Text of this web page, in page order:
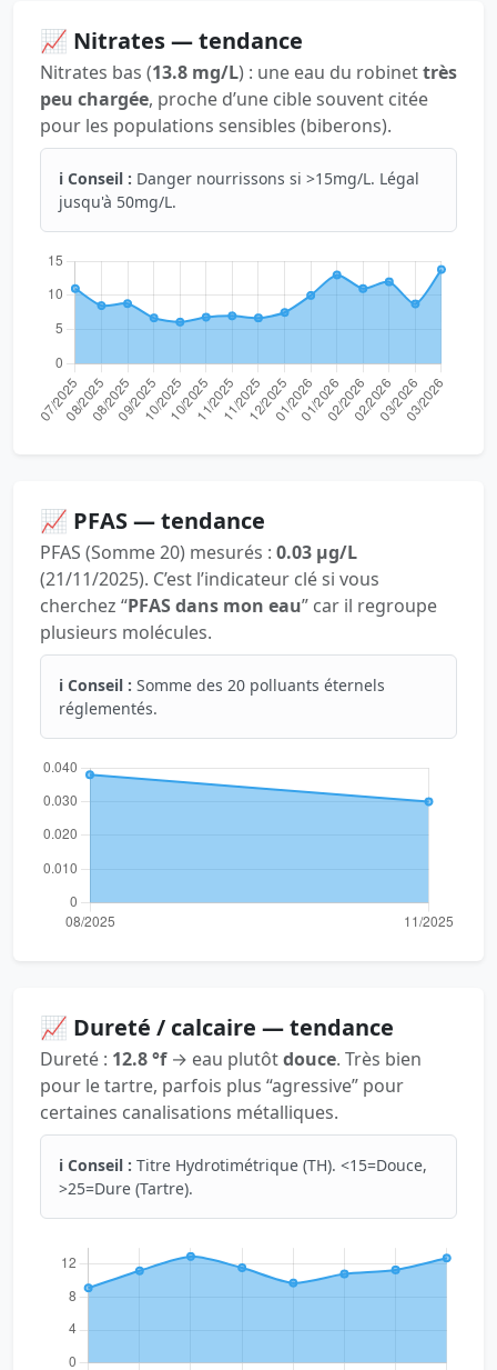
📈 Nitrates — tendance
Nitrates bas (13.8 mg/L) : une eau du robinettrès
peu chargée, proche d’une cible souvent citée
pour les populations sensibles (biberons).
ℹ️ Conseil : Danger nourrissons si >15mg/L. Légal
jusqu'à 50mg/L.
📈 PFAS — tendance
PFAS (Somme 20) mesurés : 0.03 µg/L
(21/11/2025). C’est l’indicateur clé si vous
cherchez “PFAS dans mon eau” car il regroupe
plusieurs molécules.
ℹ️ Conseil : Somme des 20 polluants éternels
réglementés.
📈 Dureté / calcaire — tendance
Dureté : 12.8 °f→ eau plutôtdouce. Très bien
pour le tartre, parfois plus “agressive” pour
certaines canalisations métalliques.
ℹ️ Conseil : Titre Hydrotimétrique (TH). <15=Douce,
>25=Dure (Tartre).